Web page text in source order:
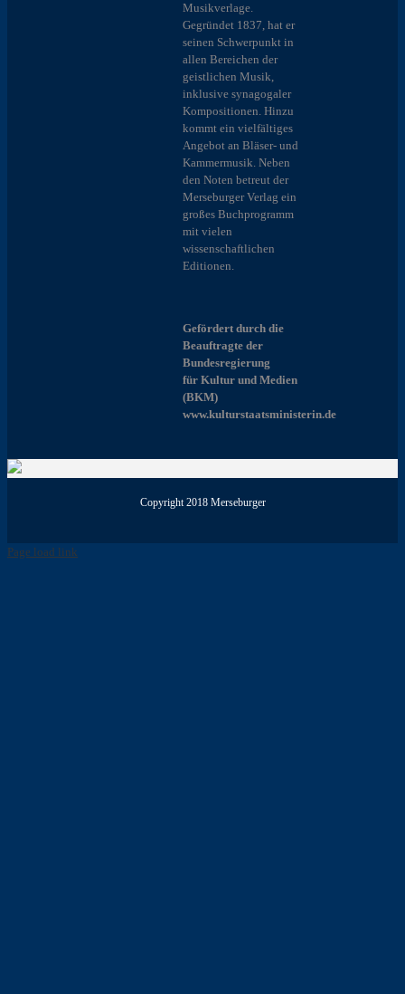
Musikverlage.
Gegründet 1837, hat er
seinen Schwerpunkt in
allen Bereichen der
geistlichen Musik,
inklusive synagogaler
Kompositionen. Hinzu
kommt ein vielfältiges
Angebot an Bläser- und
Kammermusik. Neben
den Noten betreut der
Merseburger Verlag ein
großes Buchprogramm
mit vielen
wissenschaftlichen
Editionen.
Gefördert durch die
Beauftragte der
Bundesregierung
für Kultur und Medien
(BKM)
www.kulturstaatsministerin.de
Copyright 2018 Merseburger
Page load link